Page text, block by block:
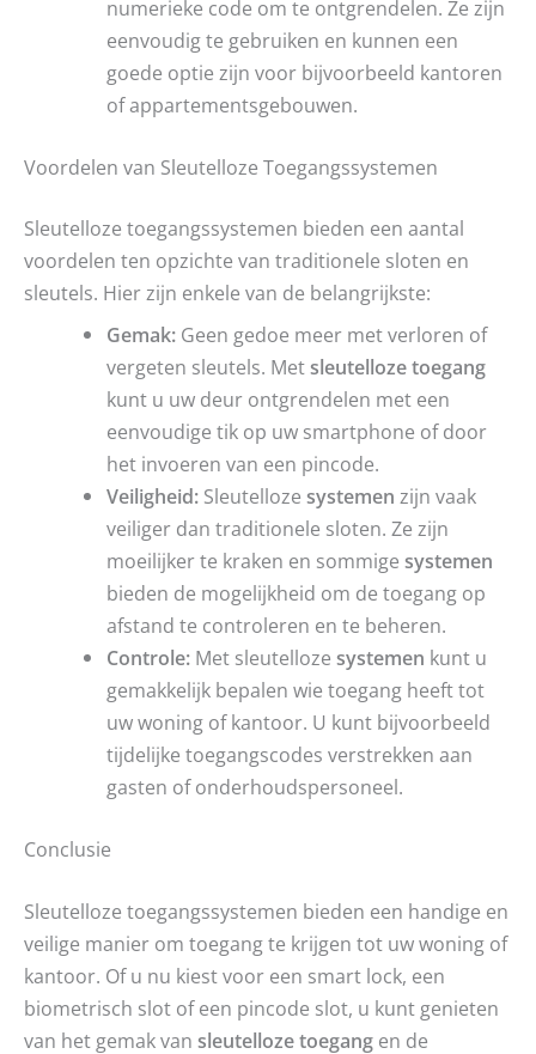
numerieke code om te ontgrendelen. Ze zijn
eenvoudig te gebruiken en kunnen een
goede optie zijn voor bijvoorbeeld kantoren
of appartementsgebouwen.
Voordelen van Sleutelloze Toegangssystemen
Sleutelloze toegangssystemen bieden een aantal
voordelen ten opzichte van traditionele sloten en
sleutels. Hier zijn enkele van de belangrijkste:
Gemak: Geen gedoe meer met verloren of
vergeten sleutels. Metsleutelloze toegang
kunt u uw deur ontgrendelen met een
eenvoudige tik op uw smartphone of door
het invoeren van een pincode.
Veiligheid: Sleutellozesystemen zijn vaak
veiliger dan traditionele sloten. Ze zijn
moeilijker te kraken en sommigesystemen
bieden de mogelijkheid om de toegang op
afstand te controleren en te beheren.
Controle: Met sleutellozesystemen kunt u
gemakkelijk bepalen wie toegang heeft tot
uw woning of kantoor. U kunt bijvoorbeeld
tijdelijke toegangscodes verstrekken aan
gasten of onderhoudspersoneel.
Conclusie
Sleutelloze toegangssystemen bieden een handige en
veilige manier om toegang te krijgen tot uw woning of
kantoor. Of u nu kiest voor een smart lock, een
biometrisch slot of een pincode slot, u kunt genieten
van het gemak van sleutelloze toegang en de